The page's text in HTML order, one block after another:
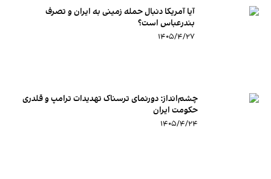
آیا آمریکا دنبال حمله زمینی به ایران و تصرف
بندرعباس است؟
۱۴۰۵/۴/۲۷
چشم‌انداز: دورنمای ترسناک تهدیدات ترامپ و قلدری
حکومت ایران
۱۴۰۵/۴/۲۴